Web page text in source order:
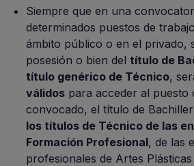
Siempre que en una
determinados puestos de
ámbito público o en el privado,
posesión o bien del título de
título genérico de Técnico,
válidos para acceder al puesto
convocado, el título de
los títulos de Técnico de las
Formación Profesional, de las
profesionales de Artes